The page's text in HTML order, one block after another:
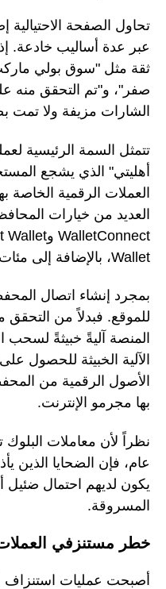
تحاول الصفحة
عبر عدة أساليب خادعة.
ثقة مثل "سوق بولي
صفر"، و"تم التحقق منه
الشارات مزيفة ولا تمت
تتمثل السمة الرئيسية
أهليتي" الذي يشجع
العملات الرقمية الخاصة
العديد من خيارات
Wallet، بالإضافة إلى مئات من عمليات الربط الأخرى.
بمجرد إنشاء اتصال
للموقع. فبدلاً من التحقق
المنصة آليةً خبيثةً
الآلية الخبيثة للحصول
الأصول الرقمية من
بها مجرمو الإنترنت.
نظراً لأن معاملات البلوك
عام، فإن الضحايا الذين
يكون لديهم احتمال ضئيل
المسروقة.
خطر مستنزفي
أصبحت عمليات استنزاف